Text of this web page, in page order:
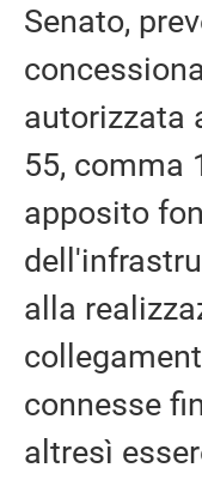
Senato,
autorizzata
55, comma
apposito
alla
connesse
altresì